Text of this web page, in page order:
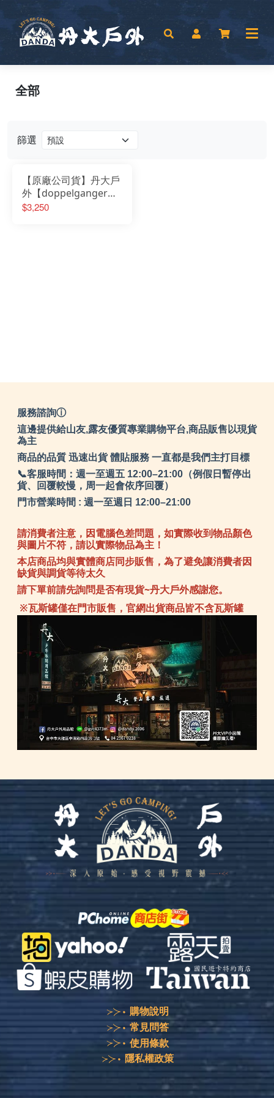
篩選
【原廠公司貨】丹大戶
外【doppelganger】
日本營舞者225*220小
$3,250
全部
服務諮詢ⓘ
這邊提供給山友,露友優質專業購物平台,商品販售以現貨
為主
商品的品質 迅速出貨 體貼服務 一直都是我們主打目標
📞客服時間：週一至週五 12:00–21:00（例假日暫停出
貨、回覆較慢，周一起會依序回覆）
門市營業時間 : 週一至週日 12:00–21:00
請消費者注意，因電腦色差問題，如實際收到物品顏色
與圖片不符，請以實際物品為主！
本店商品均與實體商店同步販售，為了避免讓消費者因
缺貨與調貨等待太久
請下單前請先詢問是否有現貨~丹大戶外感謝您。
※瓦斯罐僅在門市販售，官網出貨商品皆不含瓦斯罐
購物說明
常見問答
使用條款
隱私權政策